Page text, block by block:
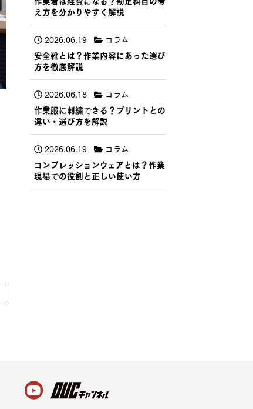
え方を分かりやすく解説
2026.06.19
コラム
安全靴とは？作業内容にあった選び
方を徹底解説
2026.06.18
コラム
作業服に刺繍できる？プリントとの
違い・選び方を解説
2026.06.19
コラム
コンプレッションウェアとは？作業
現場での役割と正しい使い方